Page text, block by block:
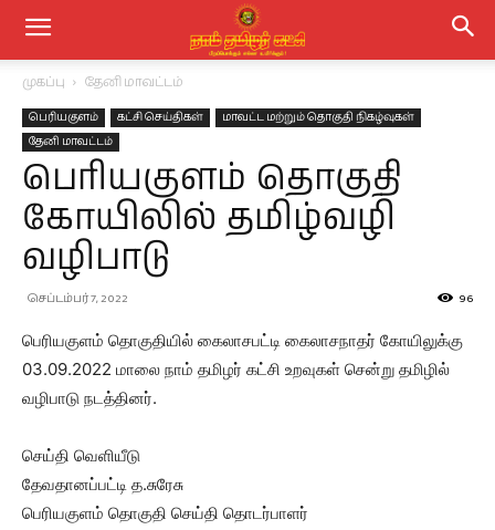
முகப்பு தேனி மாவட்டம்
பெரியகுளம் கட்சி செய்திகள்
மாவட்ட மற்றும் தொகுதி நிகழ்வுகள்
தேனி மாவட்டம்
பெரியகுளம் தொகுதி
கோயிலில் தமிழ்வழி
வழிபாடு
செப்டம்பர் 7, 2022 96
பெரியகுளம் தொகுதியில் கைலாசபட்டி கைலாசநாதர் கோயிலுக்கு
03.09.2022 மாலை நாம் தமிழர் கட்சி உறவுகள் சென்று தமிழில்
வழிபாடு நடத்தினர்.
செய்தி வெளியீடு
தேவதானப்பட்டி த.சுரேசு
பெரியகுளம் தொகுதி செய்தி தொடர்பாளர்